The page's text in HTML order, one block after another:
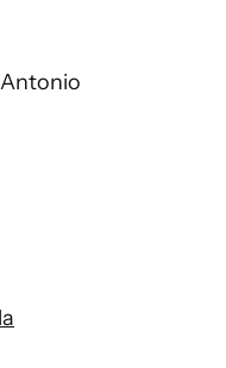
Antonio